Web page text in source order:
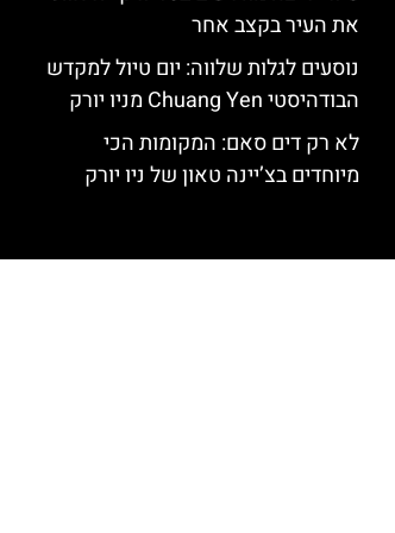
את העיר בקצב אחר
נוסעים לגלות שלווה: יום טיול למקדש
הבודהיסטי Chuang Yen מניו יורק
לא רק דים סאם: המקומות הכי
מיוחדים בצ’יינה טאון של ניו יורק